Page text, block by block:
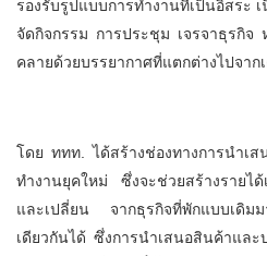
รองรับรูปแบบการทำงานที่เป็นอิสระ
จัดกิจกรรม การประชุม เจรจาธุรกิจ
คลายด้วยบรรยากาศที่แตกต่างไปจาก
โดย ททท. ได้สร้างช่องทางการนำเส
ทำงานยุคใหม่ ซึ่งจะช่วยสร้างรายได้
และเปลี่ยน จากธุรกิจที่พักแบบเดิม
เดียวกันได้ ซึ่งการนำเสนอสินค้าและ